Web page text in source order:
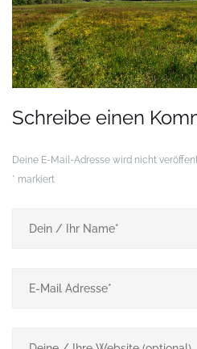
Schreibe einen
Deine E-Mail-Adresse wird nicht
* markiert